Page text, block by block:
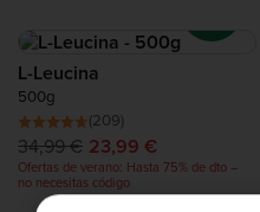
L-Leucina
500g
(209)
34,99 € 23,99 €
Ofertas de verano: Hasta 75% de dto –
no necesitas código